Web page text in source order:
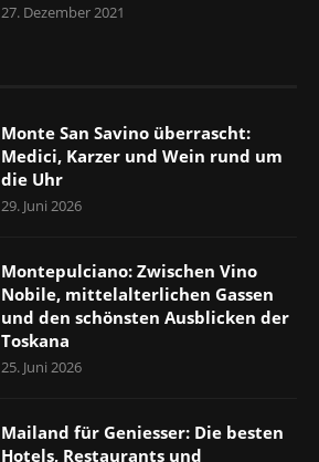
27. Dezember 2021
Monte San Savino überrascht:
Medici, Karzer und Wein rund um
die Uhr
29. Juni 2026
Montepulciano: Zwischen Vino
Nobile, mittelalterlichen Gassen
und den schönsten Ausblicken der
Toskana
25. Juni 2026
Mailand für Geniesser: Die besten
Hotels, Restaurants und